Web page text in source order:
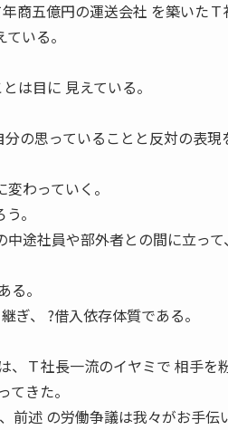
五億円の運送会社 を築いたＴ
いる。
は目に 見えている。
思っていることと反対の表現
わっていく。
。
途社員や部外者との間に立っ
。
ぎ、 ?借入依存体質である。
、Ｔ社長一流のイヤミで 相手を
きた。
前述 の労働争議は我々がお手伝